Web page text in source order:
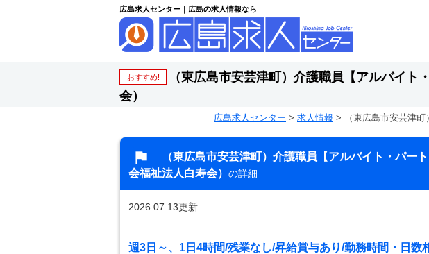
広島求人センター｜広島の求人情報なら
おすすめ!
（東広島市安芸津町）介護職員【アルバイ
会）
広島求人センター > 求人情報 > （東広島市安芸津
（東広島市安芸津町）介護職員【アルバイト・パー
会福祉法人白寿会） の詳細
2026.07.13更新
週3日～、1日4時間/残業なし/昇給賞与あり/勤務時間・日数